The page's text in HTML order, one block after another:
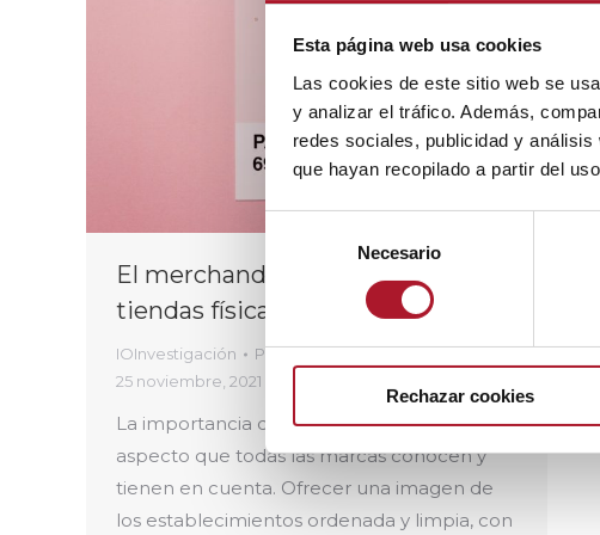
Esta página web usa cookies
Las cookies de este sitio web se
y analizar el tráfico. Además,
redes sociales, publicidad y
que hayan recopilado a partir del
consentimiento
Necesario
Rechazar cookies
El merchandising más allá de las
tiendas físicas
IOInvestigación PorIO investigación
25 noviembre, 2021
La importancia de la disposición visual es un
aspecto que todas las marcas conocen y
tienen en cuenta. Ofrecer una imagen de
los establecimientos ordenada y limpia, con